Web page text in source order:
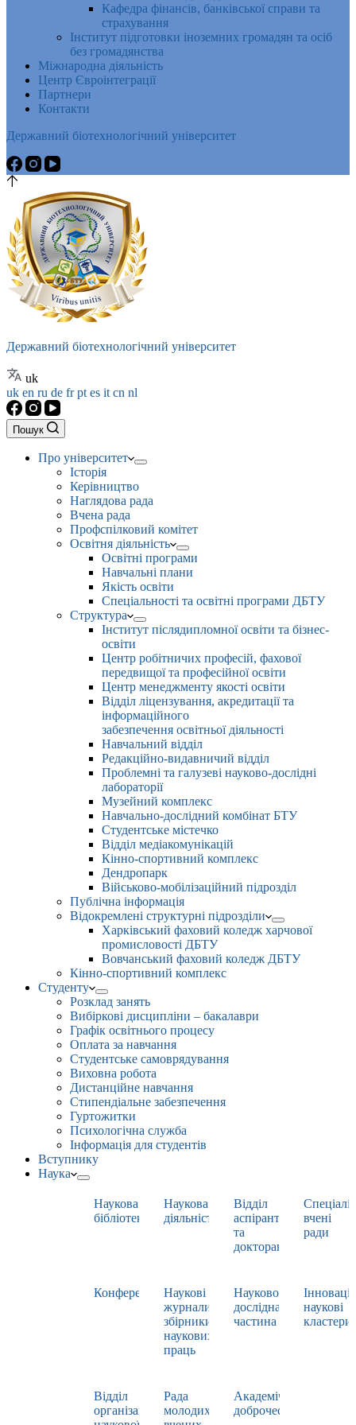
Кафедра фінансів, банківської справи та
страхування
Інститут підготовки іноземних громадян та осіб
без громадянства
Міжнародна діяльність
Центр Євроінтеграції
Партнери
Контакти
Державний біотехнологічний університет
Державний біотехнологічний університет
uk
uk en ru de frpt es it cn nl
Пошук
Про університет
Історія
Керівництво
Наглядова рада
Вчена рада
Профспілковий комітет
Освітня діяльність
Освітні програми
Навчальні плани
Якість освіти
Спеціальності та освітні програми ДБТУ
Структура
Інститут післядипломної освіти та бізнес-
освіти
Центр робітничих професій, фахової
передвищої та професійної освіти
Центр менеджменту якості освіти
Відділ ліцензування, акредитації та
інформаційного
забезпечення освітньої діяльності
Навчальний відділ
Редакційно-видавничий відділ
Проблемні та галузеві науково-дослідні
лабораторії
Музейний комплекс
Навчально-дослідний комбінат БТУ
Студентське містечко
Відділ медіакомунікацій
Кінно-спортивний комплекс
Дендропарк
Військово-мобілізаційний підрозділ
Публічна інформація
Відокремлені структурні підрозділи
Харківський фаховий коледж харчової
промисловості ДБТУ
Вовчанський фаховий коледж ДБТУ
Кінно-спортивний комплекс
Студенту
Розклад занять
Вибіркові дисципліни – бакалаври
Графік освітнього процесу
Оплата за навчання
Студентське самоврядування
Виховна робота
Дистанційне навчання
Стипендіальне забезпечення
Гуртожитки
Психологічна служба
Інформація для студентів
Вступнику
Наука
Наукова
бібліотека
Наукова
діяльність
Відділ
аспірантури
та
докторантури
вчені
ради
Конференції
Наукові
журнали,
збірники
наукових
праць
Науково-
дослідна
частина
наукові
кластери
Відділ
організації
Рада
молодих
Академічна
доброчесність